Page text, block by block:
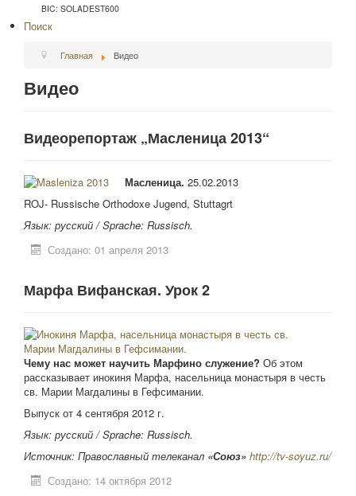
BIC: SOLADEST600
Поиск
Главная Видео
Видео
Видеорепортаж „Масленица 2013“
Масленица. 25.02.2013
ROJ- Russische Orthodoxe Jugend, Stuttagrt
Язык: русский /Sprache: Russisch.
Создано: 01 апреля 2013
Марфа Вифанская. Урок 2
Чему нас может научить Марфино служение? Об этом
рассказывает инокиня Марфа, насельница монастыря в честь
св. Марии Магдалины в Гефсимании.
Выпуск от 4 сентября 2012 г.
Язык: русский /Sprache: Russisch.
Источник: Православный телеканал «Союз» http://tv-soyuz.ru/
Создано: 14 октября 2012